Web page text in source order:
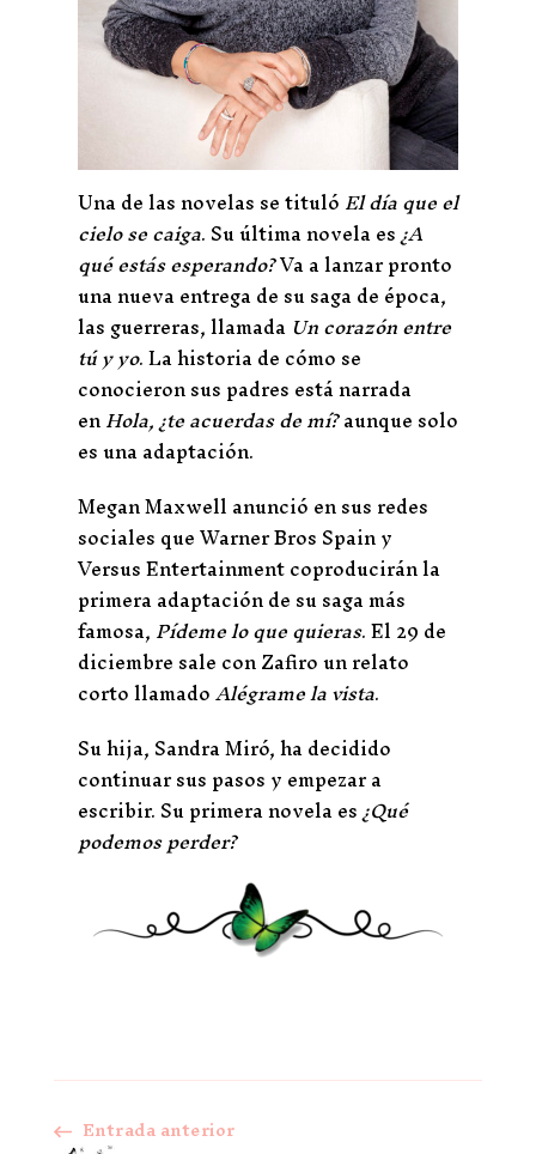
Una de las novelas se titulóEl día que el
cielo se caiga.​ Su última novela es¿A
qué estás esperando?Va a lanzar pronto
una nueva entrega de su saga de época,
las guerreras, llamadaUn corazón entre
tú y yo. La historia de cómo se
conocieron sus padres está narrada
enHola, ¿te acuerdas de mí?aunque solo
es una adaptación.
Megan Maxwell anunció en sus redes
sociales que Warner Bros Spain y
Versus Entertainment coproducirán la
primera adaptación de su saga más
famosa,Pídeme lo que quieras. El 29 de
diciembre sale con Zafiro un relato
corto llamadoAlégrame la vista.
Su hija, Sandra Miró, ha decidido
continuar sus pasos y empezar a
escribir. Su primera novela es¿Qué
podemos perder?
Navegación
Entrada anterior